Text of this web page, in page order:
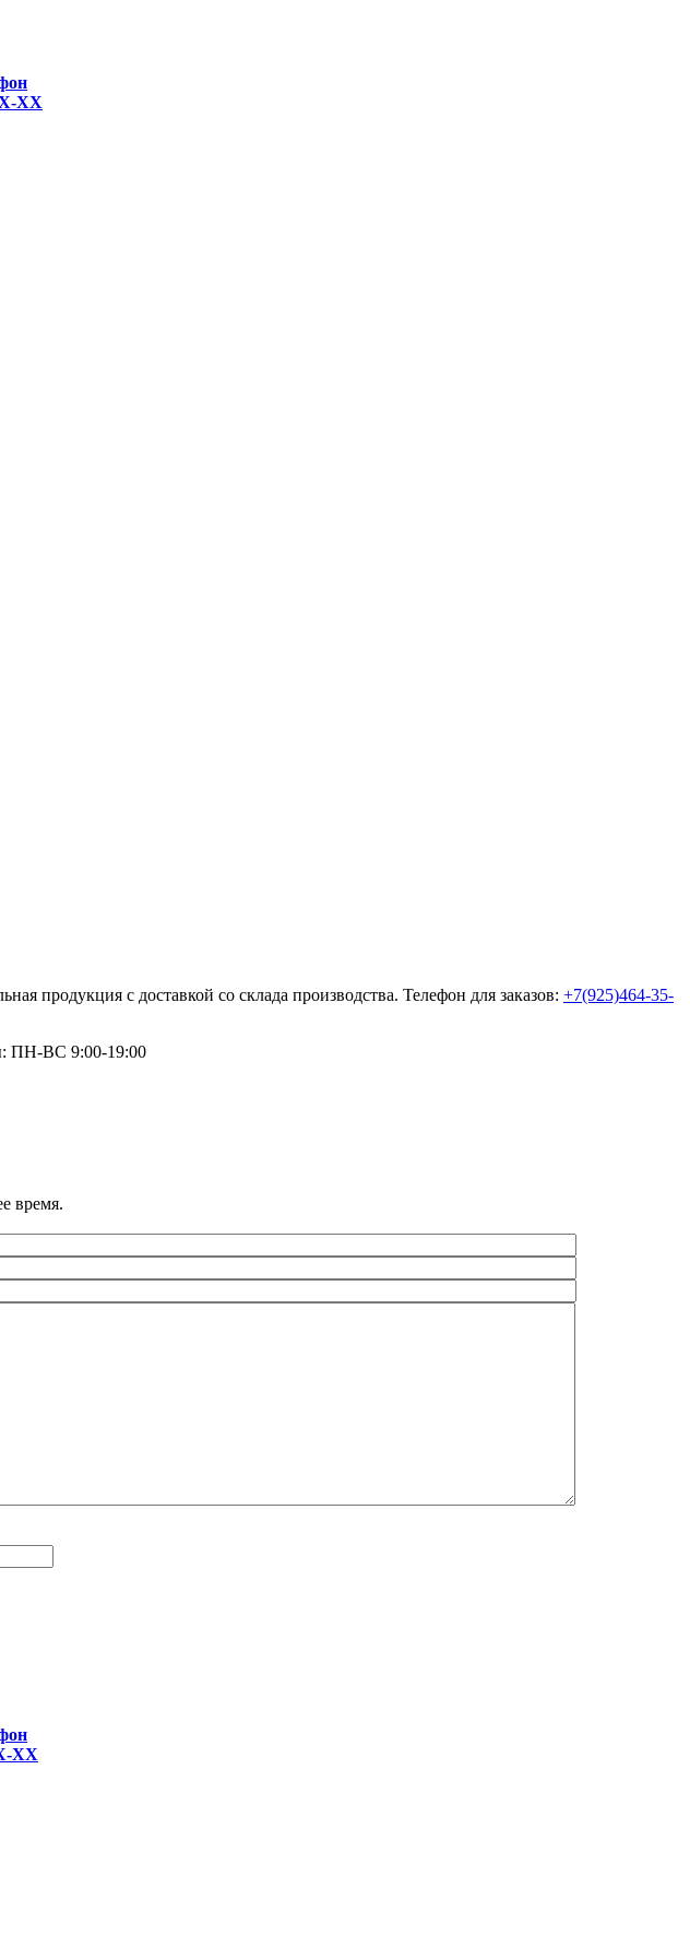
XX
продукция с доставкой со склада производства. Телефон для заказов: +7(925)464-35-
ПН-ВС 9:00-19:00
время.
XX